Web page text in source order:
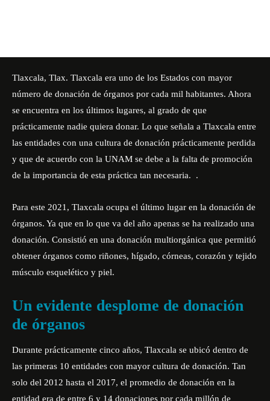
Tlaxcala, Tlax. Tlaxcala era uno de los Estados con mayor
número de donación de órganos por cada mil habitantes. Ahora
se encuentra en los últimos lugares, al grado de que
prácticamente nadie quiera donar. Lo que señala a Tlaxcala entre
las entidades con una cultura de donación prácticamente perdida
y que de acuerdo con la UNAM se debe a la falta de promoción
de la importancia de esta práctica tan necesaria. .
Para este 2021, Tlaxcala ocupa el último lugar en la donación de
órganos. Ya que en lo que va del año apenas se ha realizado una
donación. Consistió en una donación multiorgánica que permitió
obtener órganos como riñones, hígado, córneas, corazón y tejido
músculo esquelético y piel.
Un evidente desplome de donación
de órganos
Durante prácticamente cinco años, Tlaxcala se ubicó dentro de
las primeras 10 entidades con mayor cultura de donación. Tan
solo del 2012 hasta el 2017, el promedio de donación en la
entidad era de entre 6 y 14 donaciones por cada millón de